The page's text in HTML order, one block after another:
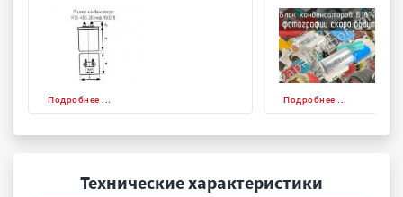
Подробнее ... Подробнее ...
Технические характеристики